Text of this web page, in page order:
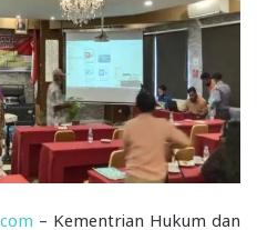
– Kementrian Hukum dan